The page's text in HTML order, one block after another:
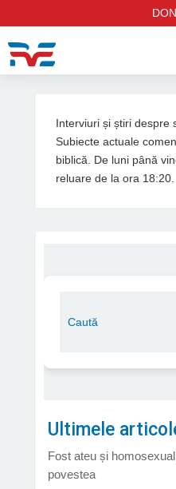
Interviuri și știri despre
Subiecte actuale
biblică. De luni până
reluare de la ora 18:20.
Ultimele
Fost ateu și
povestea